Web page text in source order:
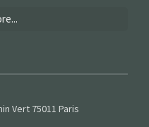
Vert 75011 Paris